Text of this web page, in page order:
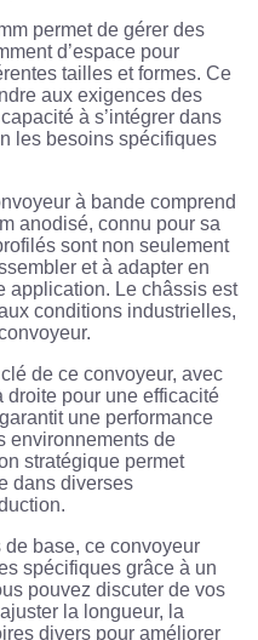
permet de gérer des
d’espace pour
tailles et formes. Ce
aux exigences des
à s’intégrer dans
les besoins spécifiques
à bande comprend
anodisé, connu pour sa
sont non seulement
et à adapter en
application. Le châssis est
conditions industrielles,
de ce convoyeur, avec
droite pour une efficacité
une performance
environnements de
stratégique permet
dans diverses
base, ce convoyeur
spécifiques grâce à un
pouvez discuter de vos
la longueur, la
divers pour améliorer